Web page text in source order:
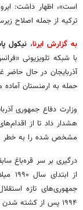
است»، اظهار داشت:
ترکیه از جمله اصلاح
به گزارش ایرنا، نیکول
آذربایجان در حال
حمله به ارمنستان
وزارت دفاع جمهوری
هشدار داد تا از
مشخص شده را به خطر
درگیری بر سر قره‌باغ
از
جمهوری‌های تازه
۱۹۹۴ پس از کشته شدن ۳۰ هزار نفر از ۲ طرف متوقف شد.